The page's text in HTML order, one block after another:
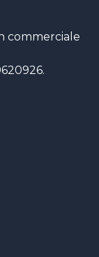
commerciale